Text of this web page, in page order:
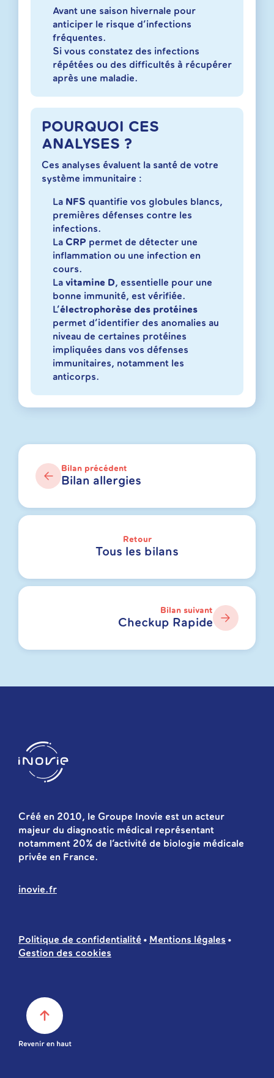
Avant une saison hivernale pour
anticiper le risque d’infections
fréquentes.
Si vous constatez des infections
répétées ou des difficultés à récupérer
après une maladie.
POURQUOI CES
ANALYSES ?
Ces analyses évaluent la santé de votre
système immunitaire :
La NFS quantifie vos globules blancs,
premières défenses contre les
infections.
La CRP permet de détecter une
inflammation ou une infection en
cours.
La vitamine D, essentielle pour une
bonne immunité, est vérifiée.
L’électrophorèse des protéines
permet d’identifier des anomalies au
niveau de certaines protéines
impliquées dans vos défenses
immunitaires, notamment les
anticorps.
Bilan précédent
Bilan allergies
Retour
Tous les bilans
Bilan suivant
Checkup Rapide
Créé en 2010, le Groupe Inovie est un acteur
majeur du diagnostic médical représentant
notamment 20% de l’activité de biologie médicale
privée en France.
inovie.fr
Politique de confidentialité
Mentions légales
Gestion des cookies